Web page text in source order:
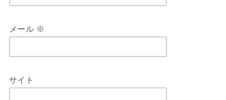
メール ※
サイト